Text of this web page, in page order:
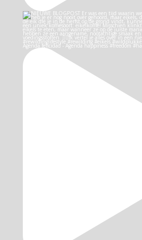
Agenda felicidad - Agenda happiness #freedom #ha